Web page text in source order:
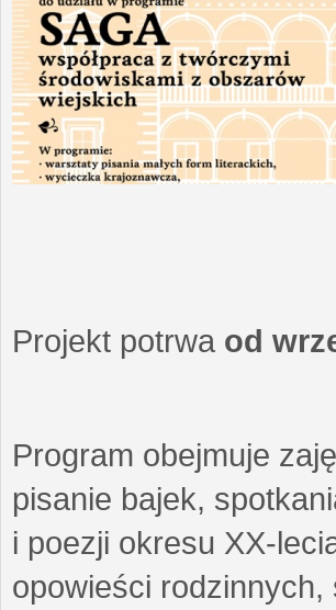
Projekt potrwa od
Program obejmuje
pisanie bajek,
i poezji okresu XX-
opowieści